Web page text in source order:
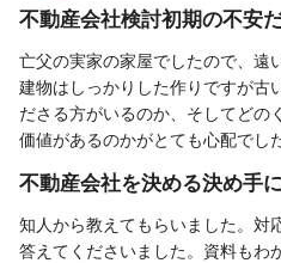
不動産会社検討初期の不安
亡父の実家の家屋でしたので、遠
建物はしっかりした作りですが古
ださる方がいるのか、そしてどの
価値があるのかがとても心配でした
不動産会社を決める決め手
知人から教えてもらいました。対
答えてくださいました。資料もわ